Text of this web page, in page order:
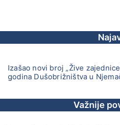
Izašao novi broj „Žive
godina Dušobrižništva u
Važnije